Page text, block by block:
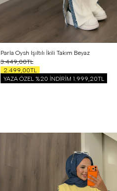
Parla Oysh Işıltılı İkili Takım Beyaz
3.449,00TL
2.499,00TL
YAZA ÖZEL %20 İNDİRİM 1.999,20TL